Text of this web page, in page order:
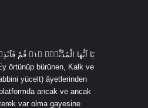
yücelt) âyetlerinden
ancak ve ancak
var olma gayesine